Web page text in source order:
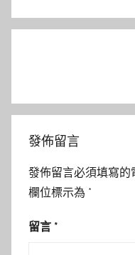
覽
發佈留言
發佈留言必須填寫的
欄位標示為 *
留言 *